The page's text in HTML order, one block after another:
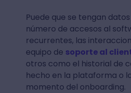
Puede que se tengan
número de accesos al
recurrentes, las
equipo de soporte al
otros como el historial de
hecho en la plataforma o
momento del onboarding.